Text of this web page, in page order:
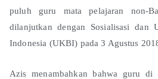
puluh guru mata pelajaran non-
dilanjutkan dengan Sosialisasi dan
Indonesia (UKBI) pada 3 Agustus
Azis menambahkan bahwa guru di